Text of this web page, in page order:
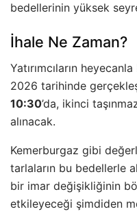
bedellerinin yüksek
İhale Ne Zaman?
Yatırımcıların
2026 tarihinde
10:30’da, ikinci
alınacak.
Kemerburgaz gibi
tarlaların bu bedellerle
bir imar değişikliğinin
etkileyeceği şimdiden